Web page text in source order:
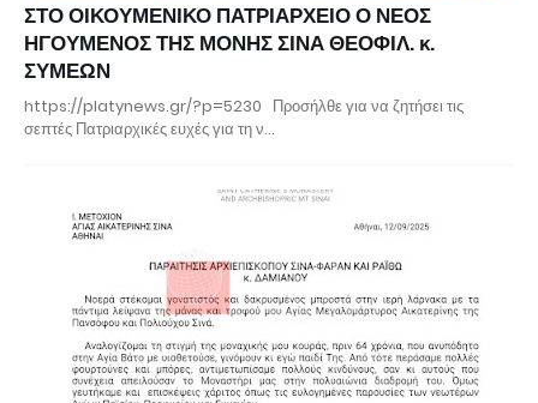
ΣΤΟ ΟΙΚΟΥΜΕΝΙΚΟ ΠΑΤΡΙΑΡΧΕΙΟ Ο ΝΕΟΣ
ΗΓΟΥΜΕΝΟΣ ΤΗΣ ΜΟΝΗΣ ΣΙΝΑ ΘΕΟΦΙΛ. κ.
ΣΥΜΕΩΝ
https://platynews.gr/?p=5230 Προσήλθε για να ζητήσει τις
σεπτές Πατριαρχικές ευχές για τη ν…